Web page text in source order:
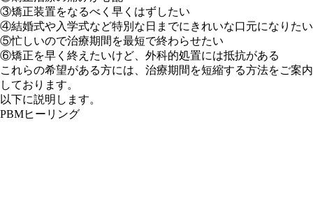
③矯正装置をなるべく早くはずしたい
④結婚式や入学式など特別な日までにきれいな口元になりたい
⑤忙しいので治療期間を最短で終わらせたい
⑥矯正を早く終えたいけど、外科的処置には抵抗がある
これらの希望がある方には、治療期間を短縮する方法をご案内
しております。
以下に説明します。
PBMヒーリング